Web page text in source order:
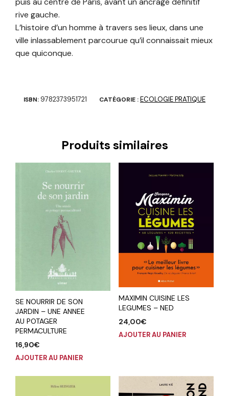
rive gauche.
L’histoire d’un homme à travers ses lieux, dans une
ville inlassablement parcourue qu’il connaissait mieux
que quiconque.
ISBN: 9782373951721 CATÉGORIE :ECOLOGIE PRATIQUE
Produits similaires
SE NOURRIR DE SON
JARDIN – UNE ANNEE
AU POTAGER
PERMACULTURE
16,90€
AJOUTER AU PANIER
MAXIMIN CUISINE LES
LEGUMES – NED
24,00€
AJOUTER AU PANIER